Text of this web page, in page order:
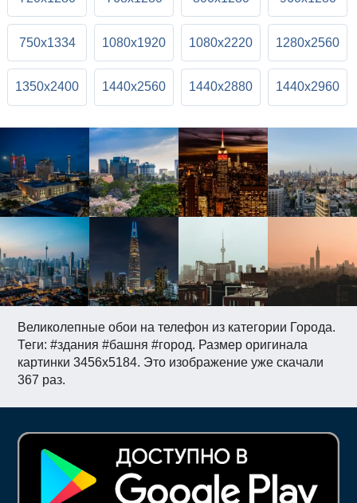
Великолепные обои на телефон из категории Города.
Теги: #здания #башня #город. Размер оригинала
картинки 3456x5184. Это изображение уже скачали
367 раз.
750x1334 1080x1920 1080x2220 1280x2560
1350x2400 1440x2560 1440x2880 1440x2960